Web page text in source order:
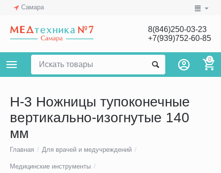
Самара
8(846)250-03-23
+7(939)752-60-85
0
Н-3 Ножницы тупоконечные
вертикально-изогнутые 140
мм
Главная / Для врачей и медучреждений /
Медицинские инструменты /